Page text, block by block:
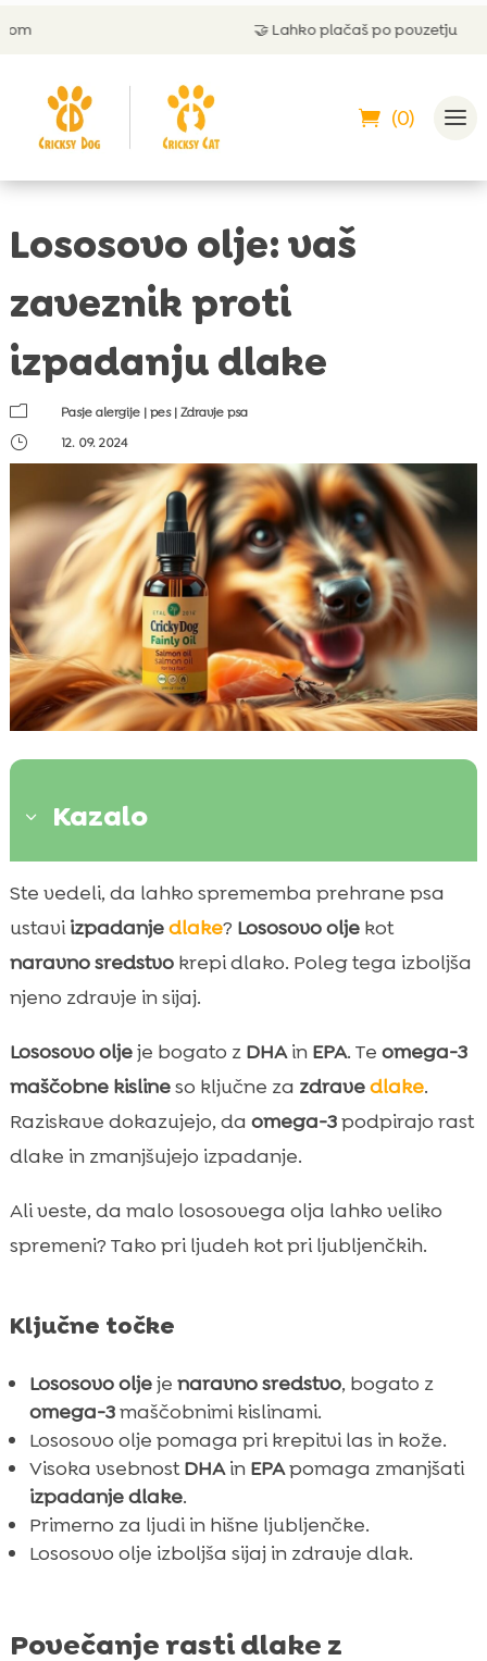
Lahko plačaš po povzetju
(0)
Lososovo olje: vaš
zaveznik proti
izpadanju dlake
m Pasje alergije |pes|Zdravje psa
}
12. 09. 2024
3 Kazalo
 Povečanje rasti dlake z lososovim oljem
 Zakaj izbrati lososovo olje za vaše hišne
ljubljenčke?
Naravne sestavine lososovega olja
 Kako uporabljati lososovo olje za najboljše
rezultate
 CricksyDog: Kvalitetna hrana in vitamini za
pse
izbor za vašega psa
 Nežna nega z lososovim oljem in
pse
vaših psov
Uporaba lososovega olja v kombinaciji s
CricksyDog izdelki
Lososovo olje: naravni način za zmanjšanje
izpadanja dlake
 Kako izbrati pravo lososovo olje za svojega
šamponom Chloe
Ste vedeli, da lahko sprememba prehrane psa
ustaviizpadanjedlake? Lososovo oljekot
naravno sredstvokrepi dlako. Poleg tega izboljša
njeno zdravje in sijaj.
Lososovo oljeje bogato z DHAin EPA. Te omega-3
maščobne kislineso ključne za zdravedlake.
Raziskave dokazujejo, da omega-3podpirajo rast
dlake in zmanjšujejo izpadanje.
Ali veste, da malo lososovega olja lahko veliko
spremeni? Tako pri ljudeh kot pri ljubljenčkih.
Ključne točke
Lososovo oljeje naravno sredstvo, bogato z
omega-3maščobnimi kislinami.
Lososovo olje pomaga pri krepitvi las in kože.
Visoka vsebnostDHAin EPApomaga zmanjšati
izpadanje dlake.
Primerno za ljudi in hišne ljubljenčke.
Lososovo olje izboljša sijaj in zdravje dlak.
Povečanje rasti dlake z